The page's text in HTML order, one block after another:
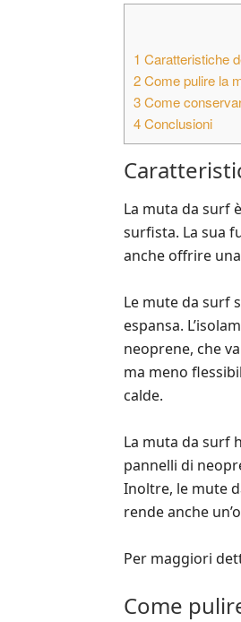
1 Caratteristiche
2Come pulire la
3Come
4Conclusioni
La muta da surf
surfista. La sua
anche offrire
Le mute da surf
espansa.
neoprene, che
ma meno
calde.
La muta da surf
pannelli di
Inoltre, le mute
rende anche
Per maggiori
Come